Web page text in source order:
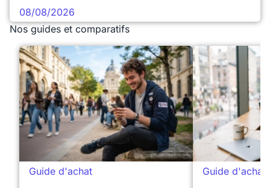
08/08/2026
Nos guides et comparatifs
Guide d'achat Guide d'achat